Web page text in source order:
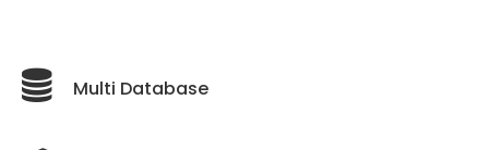
Multi Database